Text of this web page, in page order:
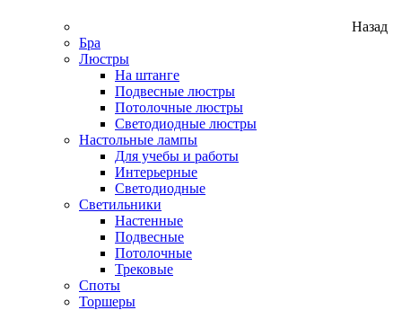
Назад
Бра
Люстры
На штанге
Подвесные люстры
Потолочные люстры
Светодиодные люстры
Настольные лампы
Для учебы и работы
Интерьерные
Светодиодные
Светильники
Настенные
Подвесные
Потолочные
Трековые
Споты
Торшеры